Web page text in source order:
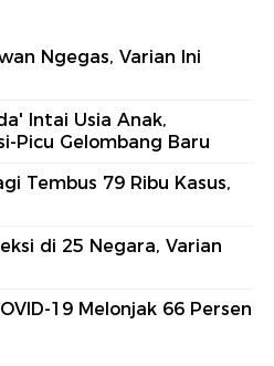
Ngegas, Varian Ini
Intai Usia Anak,
Picu Gelombang Baru
Tembus 79 Ribu Kasus,
di 25 Negara, Varian
19 Melonjak 66 Persen